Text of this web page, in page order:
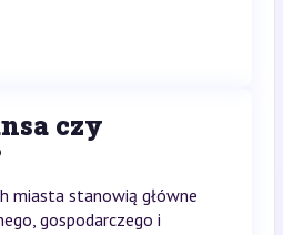
czy
miasta stanowią główne
gospodarczego i